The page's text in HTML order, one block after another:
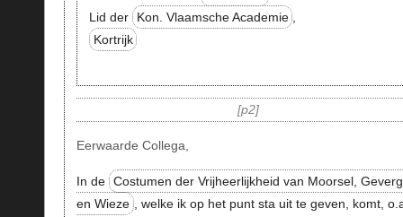
Lid der
Kon. Vlaamsche Academie
Kortrijk
p2
Eerwaarde Collega,
In de Costumen der Vrijheerlijkheid van Moorsel,
en Wieze , welke ik op het punt sta uit te geven, komt,